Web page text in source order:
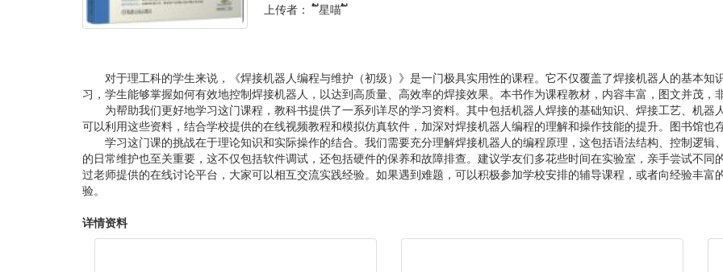
上传者： ້໌星喵 ້໌
对于理工科的学生来说，《焊接机器人编程与维护（初级）》是一门极具实用性的课程。它不仅覆盖了焊接机器人的基本
习，学生能够掌握如何有效地控制焊接机器人，以达到高质量、高效率的焊接效果。本书作为课程教材，内容丰富，图文并茂，
为帮助我们更好地学习这门课程，教科书提供了一系列详尽的学习资料。其中包括机器人焊接的基础知识、焊接工艺、机
可以利用这些资料，结合学校提供的在线视频教程和模拟仿真软件，加深对焊接机器人编程的理解和操作技能的提升。图书馆
学习这门课的挑战在于理论知识和实际操作的结合。我们需要充分理解焊接机器人的编程原理，这包括语法结构、控制逻
的日常维护也至关重要，这不仅包括软件调试，还包括硬件的保养和故障排查。建议学友们多花些时间在实验室，亲手尝试不
过老师提供的在线讨论平台，大家可以相互交流实践经验。如果遇到难题，可以积极参加学校安排的辅导课程，或者向经验丰
验。
详情资料